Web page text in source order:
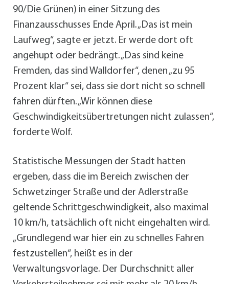
90/Die Grünen) in einer Sitzung des
Finanzausschusses Ende April. „Das ist mein
Laufweg“, sagte er jetzt. Er werde dort oft
angehupt oder bedrängt. „Das sind keine
Fremden, das sind Walldorfer“, denen „zu 95
Prozent klar“ sei, dass sie dort nicht so schnell
fahren dürften. „Wir können diese
Geschwindigkeitsübertretungen nicht zulassen“,
forderte Wolf.
Statistische Messungen der Stadt hatten
ergeben, dass die im Bereich zwischen der
Schwetzinger Straße und der Adlerstraße
geltende Schrittgeschwindigkeit, also maximal
10 km/h, tatsächlich oft nicht eingehalten wird.
„Grundlegend war hier ein zu schnelles Fahren
festzustellen“, heißt es in der
Verwaltungsvorlage. Der Durchschnitt aller